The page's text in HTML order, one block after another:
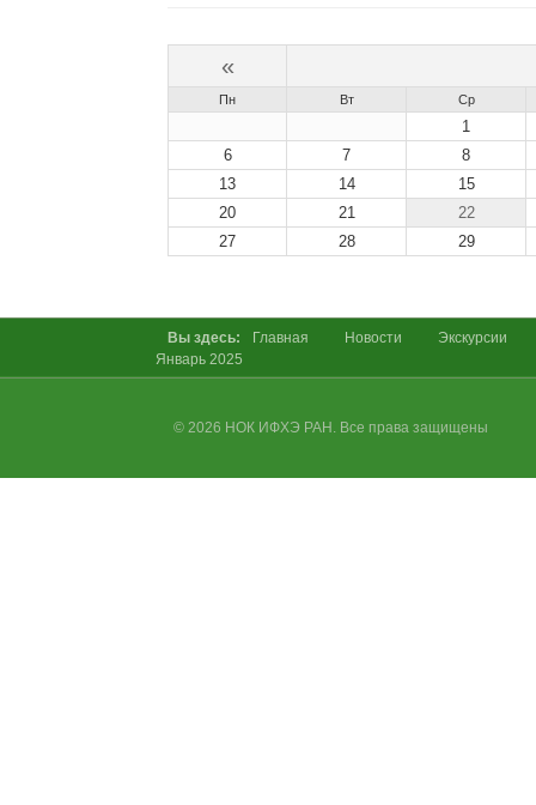
«
Пн Вт Ср
1
6
7
8
13
14
15
20
21
22
27
28 29
Вы здесь: Главная Новости
Экскурсии
Январь 2025
© 2026 НОК ИФХЭ РАН. Все права защищены